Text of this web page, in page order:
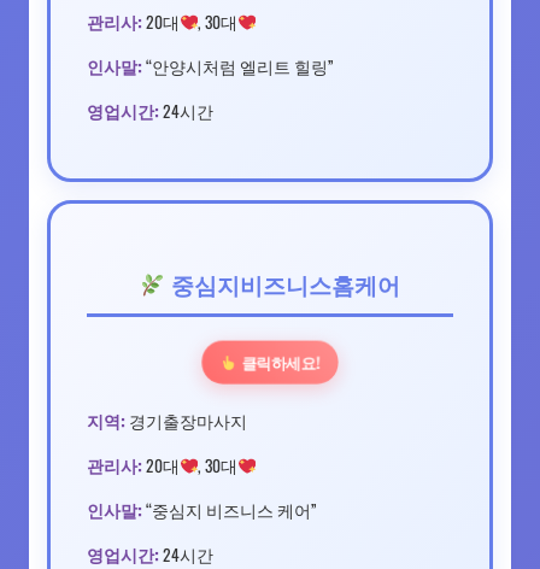
관리사: 20대 , 30대
인사말: “안양시처럼 엘리트 힐링”
영업시간: 24시간
중심지비즈니스홈케어
클릭하세요!
지역: 경기출장마사지
관리사: 20대 , 30대
인사말: “중심지 비즈니스 케어”
영업시간: 24시간